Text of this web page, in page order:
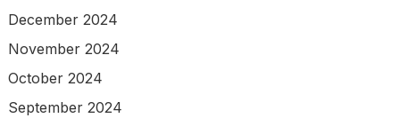
December 2024
November 2024
October 2024
September 2024